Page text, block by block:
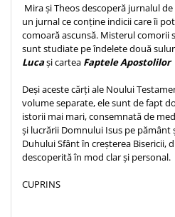
Reviste
Sanatate
Teologie
Apologetica
Dogmatica
Istoria Bisericii
Misiune
Termos
Mira și Theos descoperă jurnalul
un jurnal ce conține indicii care îi
comoară ascunsă. Misterul comorii
sunt studiate pe îndelete două
Lucași cartea Faptele Apostolilor
Deși aceste cărți ale Noului
volume separate, ele sunt de fapt
istorii mai mari, consemnată de
și lucrării Domnului Isus pe pământ
Duhului Sfânt în creșterea Bisericii,
descoperită în mod clar și personal.
CUPRINS